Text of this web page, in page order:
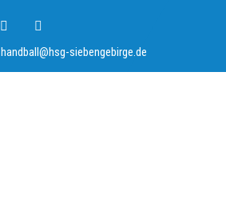
handball@hsg-siebengebirge.de